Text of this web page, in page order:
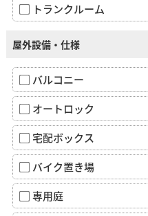
トランクルーム
屋外設備・仕様
バルコニー
オートロック
宅配ボックス
バイク置き場
専用庭